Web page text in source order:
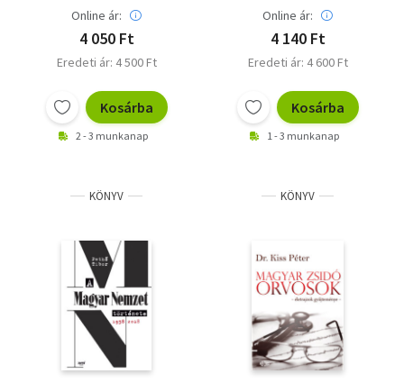
Online ár:
4 050 Ft
Eredeti ár: 4 500 Ft
Kosárba
2 - 3 munkanap
Online ár:
4 140 Ft
Eredeti ár: 4 600 Ft
Kosárba
1 - 3 munkanap
KÖNYV KÖNYV